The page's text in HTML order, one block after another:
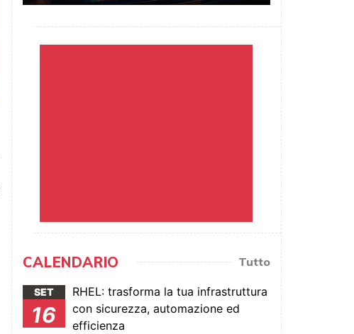
CALENDARIO Tutto
SET
16
RHEL: trasforma la tua infrastruttura
con sicurezza, automazione ed
efficienza